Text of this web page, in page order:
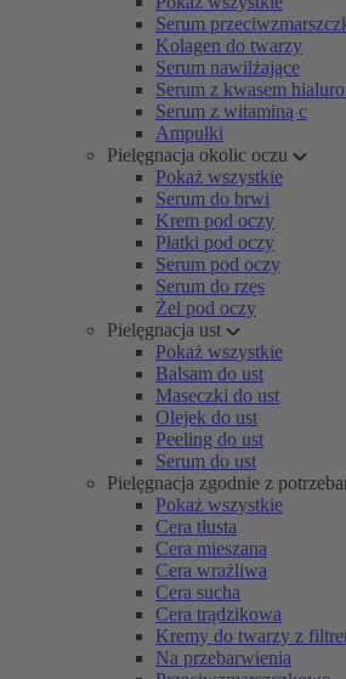
Serum
Kolagen do twarzy
Serum nawilżające
Serum z kwasem
Serum z witaminą c
Ampułki
Pielęgnacja okolic oczu
Pokaż wszystkie
Serum do brwi
Krem pod oczy
Płatki pod oczy
Serum pod oczy
Serum do rzęs
Żel pod oczy
Pielęgnacja ust
Pokaż wszystkie
Balsam do ust
Maseczki do ust
Olejek do ust
Peeling do ust
Serum do ust
Pielęgnacja zgodnie z
Pokaż wszystkie
Cera tłusta
Cera mieszana
Cera wrażliwa
Cera sucha
Cera trądzikowa
Kremy do twarzy z
Na przebarwienia